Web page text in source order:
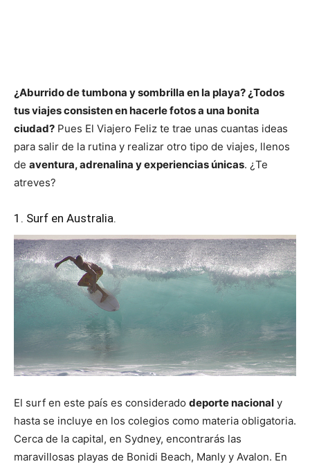
¿Aburrido de tumbona y sombrilla en la playa? ¿Todos
tus viajes consisten en hacerle fotos a una bonita
ciudad? Pues El Viajero Feliz te trae unas cuantas ideas
para salir de la rutina y realizar otro tipo de viajes, llenos
de aventura, adrenalina y experiencias únicas. ¿Te
atreves?
1. Surf en Australia.
El surf en este país es considerado deporte nacional y
hasta se incluye en los colegios como materia obligatoria.
Cerca de la capital, en Sydney, encontrarás las
maravillosas playas de Bonidi Beach, Manly y Avalon. En